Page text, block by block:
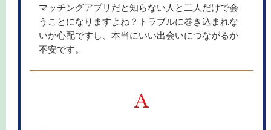
マッチングアプリだと知らない人と二人だけで会
うことになりますよね？トラブルに巻き込まれな
いか心配ですし、本当にいい出会いにつながるか
不安です。
A